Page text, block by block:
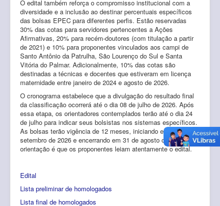
O edital também reforça o compromisso institucional com a
diversidade e a inclusão ao destinar percentuais específicos
das bolsas EPEC para diferentes perfis. Estão reservadas
30% das cotas para servidores pertencentes a Ações
Afirmativas, 20% para recém-doutores (com titulação a partir
de 2021) e 10% para proponentes vinculados aos campi de
Santo Antônio da Patrulha, São Lourenço do Sul e Santa
Vitória do Palmar. Adicionalmente, 10% das cotas são
destinadas a técnicas e docentes que estiveram em licença
maternidade entre janeiro de 2024 e agosto de 2026.
O cronograma estabelece que a divulgação do resultado final
da classificação ocorrerá até o dia 08 de julho de 2026. Após
essa etapa, os orientadores contemplados terão até o dia 24
de julho para indicar seus bolsistas nos sistemas específicos.
As bolsas terão vigência de 12 meses, iniciando em 01 de
setembro de 2026 e encerrando em 31 de agosto de 2027. A
orientação é que os proponentes leiam atentamente o edital.
Edital
Lista preliminar de homologados
Lista final de homologados